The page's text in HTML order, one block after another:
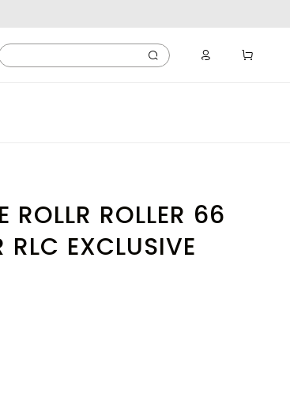
ROLLR ROLLER 66
RLC EXCLUSIVE